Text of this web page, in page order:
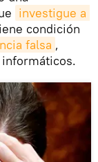
investigue a
condición
falsa ,